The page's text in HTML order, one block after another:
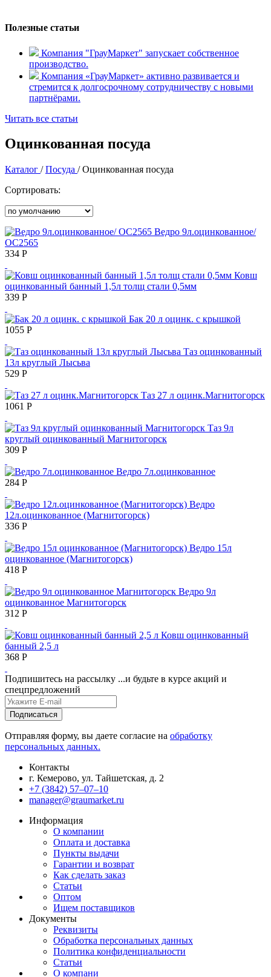
Полезные статьи
Компания "ГрауМаркет" запускает собственное
производство.
Компания «ГрауМаркет» активно развивается и
стремится к долгосрочному сотрудничеству с новыми
партнёрами.
Читать все статьи
Оцинкованная посуда
Каталог /Посуда /Оцинкованная посуда
Сортировать:
Ведро 9л.оцинкованное/
ОС2565
334 Р
Ковш
оцинкованный банный 1,5л толщ стали 0,5мм
339 Р
Бак 20 л оцинк. с крышкой
1055 Р
Таз оцинкованный
13л круглый Лысьва
529 Р
Таз 27 л оцинк.Магнитогорск
1061 Р
Таз 9л
круглый оцинкованный Магнитогорск
309 Р
Ведро 7л.оцинкованное
284 Р
Ведро
12л.оцинкованное (Магнитогорск)
336 Р
Ведро 15л
оцинкованное (Магнитогорск)
418 Р
Ведро 9л
оцинкованное Магнитогорск
312 Р
Ковш оцинкованный
банный 2,5 л
368 Р
Подпишитесь на рассылку ...и будьте в курсе акций и
спецпредложений
Отправляя форму, вы даете согласие на обработку
персональных данных.
Контакты
г. Кемерово, ул. Тайшетская, д. 2
+7 (3842) 57‒07‒10
manager@graumarket.ru
Информация
О компании
Оплата и доставка
Пункты выдачи
Гарантии и возврат
Как сделать заказ
Статьи
Оптом
Ищем поставщиков
Документы
Реквизиты
Обработка персональных данных
Политика конфиденциальности
Статьи
О компани